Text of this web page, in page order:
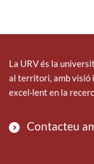
La URV és la
al territori, amb visió
excel·lent en la
Contacteu